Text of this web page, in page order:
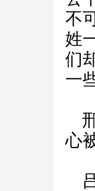
不
姓
们
一
心